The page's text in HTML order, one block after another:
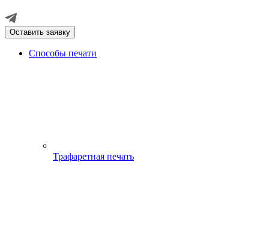
Оставить заявку
Способы печати
Трафаретная печать